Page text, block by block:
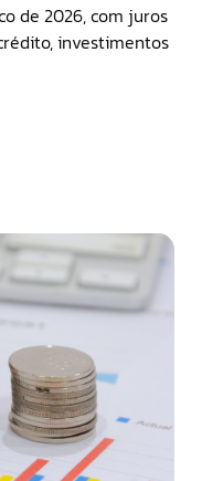
de 2026, com juros
investimentos